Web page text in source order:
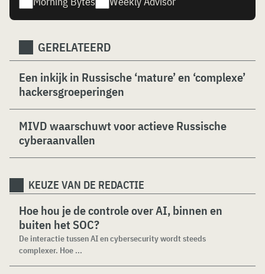
GERELATEERD
Een inkijk in Russische ‘mature’ en ‘complexe’
hackersgroeperingen
MIVD waarschuwt voor actieve Russische
cyberaanvallen
KEUZE VAN DE REDACTIE
Hoe hou je de controle over AI, binnen en
buiten het SOC?
De interactie tussen AI en cybersecurity wordt steeds
complexer. Hoe ...